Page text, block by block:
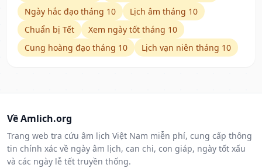
Ngày hắc đạo tháng 10
Lịch âm tháng 10
Chuẩn bị Tết
Xem ngày tốt tháng 10
Cung hoàng đạo tháng 10
Lịch vạn niên tháng 10
Về Amlich.org
Trang web tra cứu âm lịch Việt Nam miễn phí, cung cấp thông
tin chính xác về ngày âm lịch, can chi, con giáp, ngày tốt xấu
và các ngày lễ tết truyền thống.